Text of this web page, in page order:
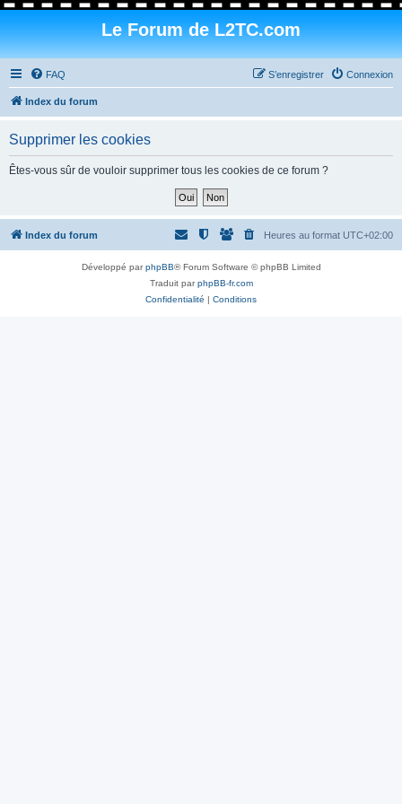
Le Forum de L2TC.com
FAQ Connexion
S’enregistrer
Index du forum
Supprimer les cookies
Êtes-vous sûr de vouloir supprimer tous les cookies de ce forum ?
Index du forum Heures au format UTC+02:00
Développé parphpBB® Forum Software © phpBB Limited
Traduit parphpBB-fr.com
Confidentialité | Conditions